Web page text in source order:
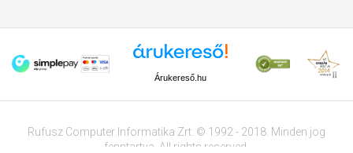
Árukereső.hu
Rufusz Computer Informatika Zrt. © 1992 - 2018. Minden jog
fenntartva. All rights reserved.